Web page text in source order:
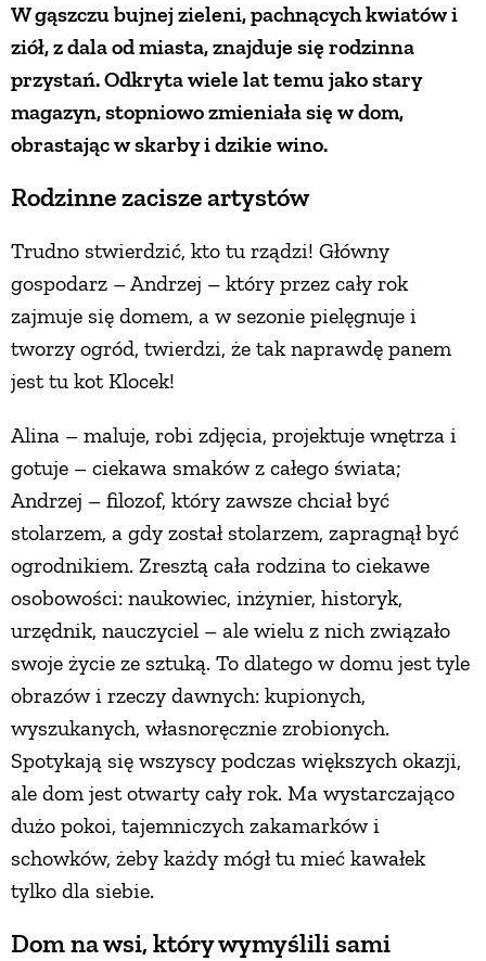
W gąszczu bujnej zieleni, pachnących kwiatów i
ziół, z dala od miasta, znajduje się rodzinna
przystań. Odkryta wiele lat temu jako stary
magazyn, stopniowo zmieniała się w dom,
obrastając w skarby i dzikie wino.
Rodzinne zacisze artystów
Trudno stwierdzić, kto tu rządzi! Główny
gospodarz – Andrzej – który przez cały rok
zajmuje się domem, a w sezonie pielęgnuje i
tworzy ogród, twierdzi, że tak naprawdę panem
jest tu kot Klocek!
Alina – maluje, robi zdjęcia, projektuje wnętrza i
gotuje – ciekawa smaków z całego świata;
Andrzej – filozof, który zawsze chciał być
stolarzem, a gdy został stolarzem, zapragnął być
ogrodnikiem. Zresztą cała rodzina to ciekawe
osobowości: naukowiec, inżynier, historyk,
urzędnik, nauczyciel – ale wielu z nich związało
swoje życie ze sztuką. To dlatego w domu jest tyle
obrazów i rzeczy dawnych: kupionych,
wyszukanych, własnoręcznie zrobionych.
Spotykają się wszyscy podczas większych okazji,
ale dom jest otwarty cały rok. Ma wystarczająco
dużo pokoi, tajemniczych zakamarków i
schowków, żeby każdy mógł tu mieć kawałek
tylko dla siebie.
Dom na wsi, który wymyślili sami
PRZEPISY
ŚNIADANIA
PRZYSTAWKI
ZUPY
DANIA GŁÓWNE
DODATKI
PRZETWORY
INNE